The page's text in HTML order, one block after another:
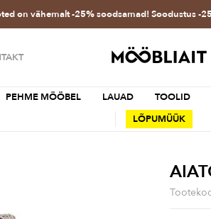
on vähemalt -25% soodsamad! Soodustus -
PEHME MÖÖBEL LAUAD TOOLID
LÕPUMÜÜK